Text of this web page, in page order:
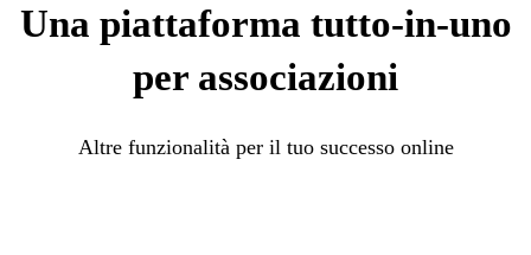
Una piattaforma tutto-in-uno
per associazioni
Altre funzionalità per il tuo successo online